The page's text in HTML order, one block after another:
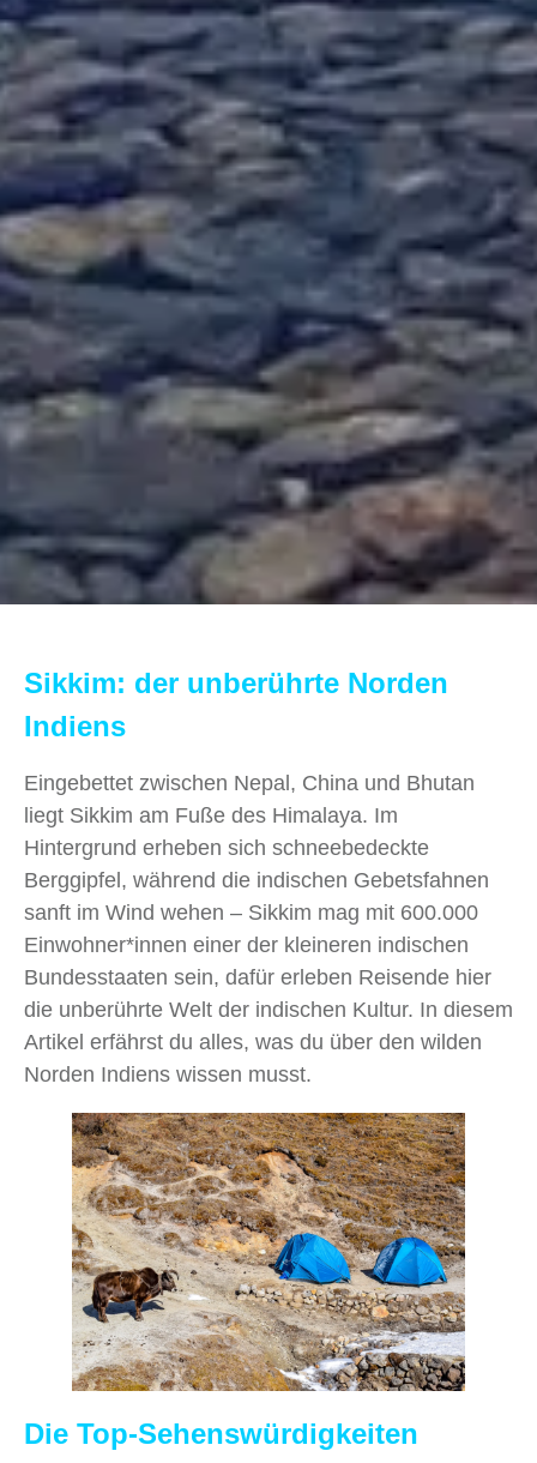
Sikkim: der unberührte Norden
Indiens
Eingebettet zwischen Nepal, China und Bhutan
liegt Sikkim am Fuße des Himalaya. Im
Hintergrund erheben sich schneebedeckte
Berggipfel, während die indischen Gebetsfahnen
sanft im Wind wehen ‒ Sikkim mag mit 600.000
Einwohner*innen einer der kleineren indischen
Bundesstaaten sein, dafür erleben Reisende hier
die unberührte Welt der indischen Kultur. In diesem
Artikel erfährst du alles, was du über den wilden
Norden Indiens wissen musst.
Die Top-Sehenswürdigkeiten